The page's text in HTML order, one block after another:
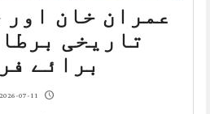
عمران خان اور
تاریخی
برائے
2026-07-11